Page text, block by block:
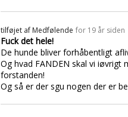
tilføjet af Medfølende for 19 år siden
Fuck det hele!
De hunde bliver forhåbentligt
Og hvad FANDEN skal vi iøvrigt
forstanden!
Og så er der sgu nogen der er